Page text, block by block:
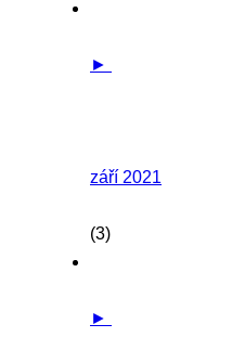
►
září 2021
(3)
►